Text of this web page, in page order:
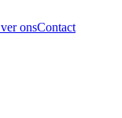
onsContact